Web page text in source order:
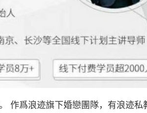
作爲浪迹旗下婚戀團隊，有浪迹